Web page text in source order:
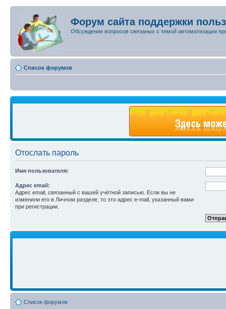
Форум сайта поддержки
Обсуждение вопросов связаных с темой автоматизации
Список форумов
Отослать пароль
Имя пользователя:
Адрес email:
Адрес email, связанный с вашей учётной записью. Если вы не
изменили его в Личном разделе, то это адрес e-mail, указанный вами
при регистрации.
Список форумов